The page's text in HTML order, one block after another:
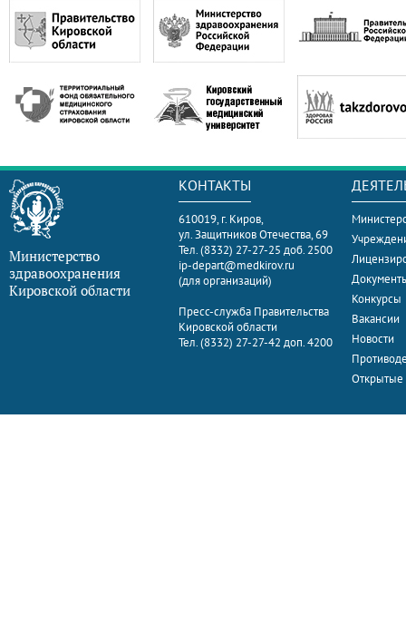
Министерство
здравоохранения
Кировской области
КОНТАКТЫ
610019, г. Киров,
ул. Защитников Отечества, 69
Тел. (8332) 27-27-25 доб. 2500
ip-depart@medkirov.ru
(для организаций)
Пресс-служба Правительства
Кировской области
Тел. (8332) 27-27-42 доп. 4200
Конкурсы
Вакансии
Новости